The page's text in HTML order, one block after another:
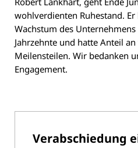
wohlverdienten Ruhestand.
Wachstum des
Jahrzehnte und hatte Anteil
Meilensteilen. Wir bedanken
Engagement.
Verabschiedung